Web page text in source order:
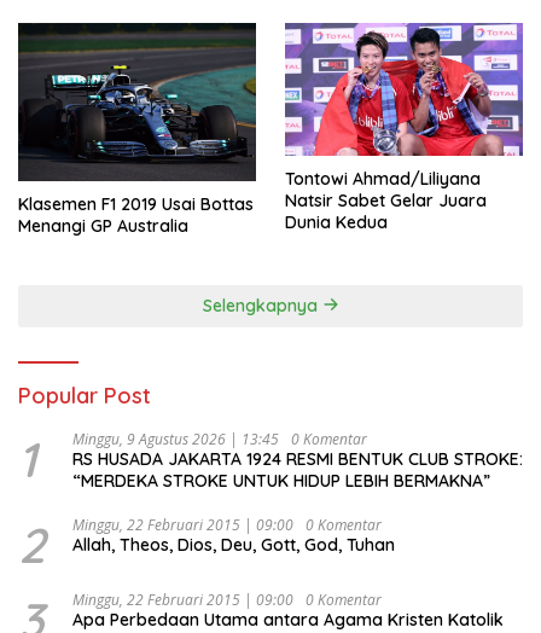
Klasemen F1 2019 Usai Bottas
Menangi GP Australia
Tontowi Ahmad/Liliyana
Natsir Sabet Gelar Juara
Dunia Kedua
Selengkapnya
Popular Post
1 Minggu, 9 Agustus 2026 | 13:45 0 Komentar
RS HUSADA JAKARTA 1924 RESMI BENTUK CLUB STROKE:
“MERDEKA STROKE UNTUK HIDUP LEBIH BERMAKNA”
2 Minggu, 22 Februari 2015 | 09:00 0 Komentar
Allah, Theos, Dios, Deu, Gott, God, Tuhan
3 Minggu, 22 Februari 2015 | 09:00 0 Komentar
Apa Perbedaan Utama antara Agama Kristen Katolik